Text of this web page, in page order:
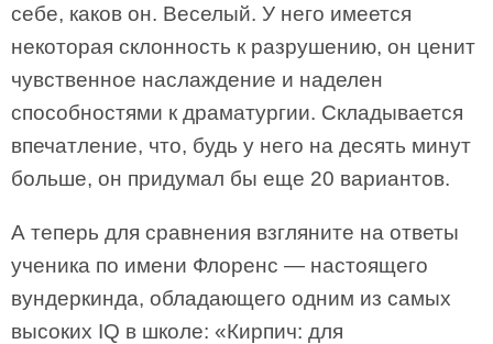
себе, каков он. Веселый. У него имеется
некоторая склонность к разрушению, он ценит
чувственное наслаждение и наделен
способностями к драматургии. Складывается
впечатление, что, будь у него на десять минут
больше, он придумал бы еще 20 вариантов.
А теперь для сравнения взгляните на ответы
ученика по имени Флоренс — настоящего
вундеркинда, обладающего одним из самых
высоких IQ в школе: «Кирпич: для